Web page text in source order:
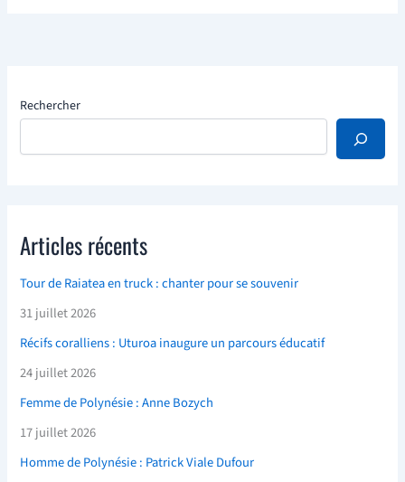
Rechercher
Articles récents
Tour de Raiatea en truck : chanter pour se souvenir
31 juillet 2026
Récifs coralliens : Uturoa inaugure un parcours éducatif
24 juillet 2026
Femme de Polynésie : Anne Bozych
17 juillet 2026
Homme de Polynésie : Patrick Viale Dufour